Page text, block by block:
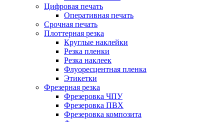
Цифровая печать
Оперативная печать
Срочная печать
Плоттерная резка
Круглые наклейки
Резка пленки
Резка наклеек
Флуоресцентная пленка
Этикетки
Фрезерная резка
Фрезеровка ЧПУ
Фрезеровка ПВХ
Фрезеровка композита